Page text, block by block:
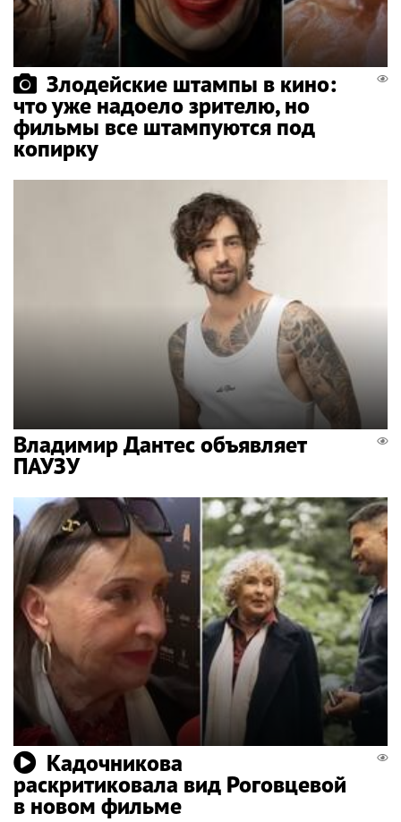
Злодейские штампы в кино:
что уже надоело зрителю, но
фильмы все штампуются под
копирку
Владимир Дантес объявляет
ПАУЗУ
Кадочникова
раскритиковала вид Роговцевой
в новом фильме